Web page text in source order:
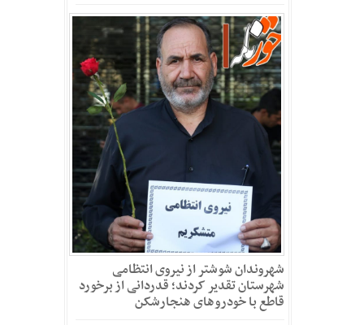
شهروندان شوشتر از نیروی انتظامی
شهرستان تقدیر کردند؛ قدردانی از برخورد
قاطع با خودروهای هنجارشکن